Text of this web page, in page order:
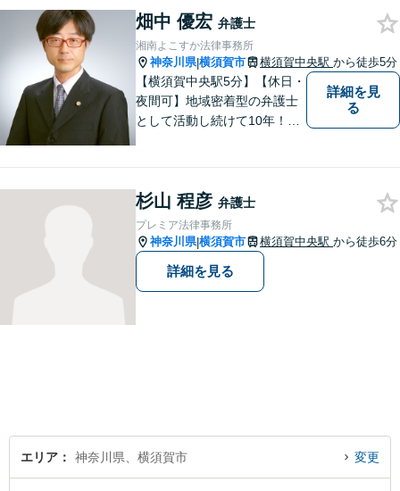
畑中 優宏 弁護士
湘南よこすか法律事務所
神奈川県|横須賀市 横須賀中央駅 から徒歩5分
【横須賀中央駅5分】【休日・
夜間可】地域密着型の弁護士
として活動し続けて10年！豊
可】【女性弁護士在籍】
詳細を見
る
杉山 程彦 弁護士
プレミア法律事務所
神奈川県|横須賀市 横須賀中央駅 から徒歩6分
詳細を見る
エリア 神奈川県、横須賀市 変更